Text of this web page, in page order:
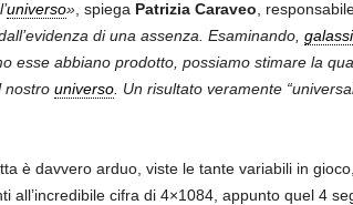
universo», spiega Patrizia Caraveo ,
di una assenza. Esaminando,
esse abbiano prodotto, possiamo stimare la
nostro universo. Un risultato veramente
è davvero arduo, viste le tante variabili in
all’incredibile cifra di 4×1084, appunto quel 4